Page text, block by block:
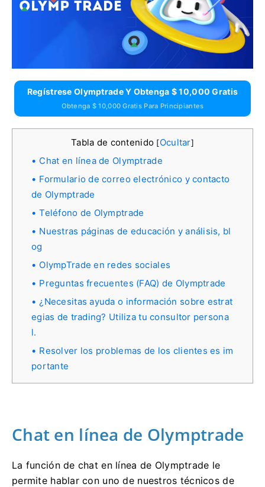
Regístrese Olymptrade Y Obtenga $ 10,000 Gratis
Obtenga $ 10,000 Gratis Para Principiantes
Tabla de contenido [Ocultar]
Chat en línea de Olymptrade
Formulario de correo electrónico y contacto
de Olymptrade
Teléfono de Olymptrade
Nuestras páginas de educación y análisis, bl
og
OlympTrade en redes sociales
Preguntas frecuentes (FAQ) de Olymptrade
¿Necesitas ayuda o información sobre estrat
egias de trading? Utiliza tu consultor persona
l.
Resolver los problemas de los clientes es im
portante
Chat en línea de Olymptrade
La función de chat en línea de Olymptrade le
permite hablar con uno de nuestros técnicos de